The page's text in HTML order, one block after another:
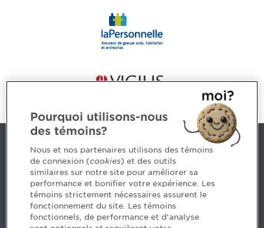
Nous joindre
5, Place Ville Marie, bureau 800, Montréal (Québec)
H3B 2G2
www.cpaquebec.ca
Des questions? Faites appel à notre équipe >
Pourquoi utilisons-nous
des témoins?
Nous et nos partenaires utilisons des témoins
de connexion (cookies) et des outils
similaires sur notre site pour améliorer sa
performance et bonifier votre expérience. Les
témoins strictement nécessaires assurent le
fonctionnement du site. Les témoins
fonctionnels, de performance et d'analyse